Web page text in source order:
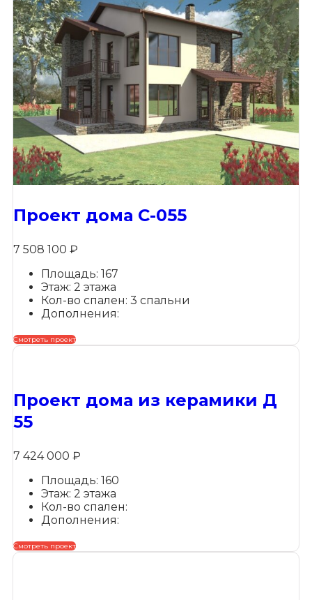
Проект дома C-055
7 508 100 ₽
Площадь: 167
Этаж: 2 этажа
Кол-во спален: 3 спальни
Дополнения:
Смотреть проект
Проект дома из керамики Д
55
7 424 000 ₽
Площадь: 160
Этаж: 2 этажа
Кол-во спален:
Дополнения:
Смотреть проект